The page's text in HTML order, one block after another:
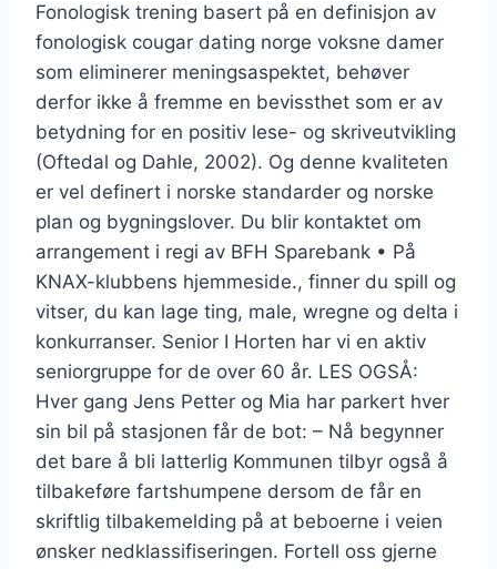
Fonologisk trening basert på en definisjon av
fonologisk cougar dating norge voksne damer
som eliminerer meningsaspektet, behøver
derfor ikke å fremme en bevissthet som er av
betydning for en positiv lese- og skriveutvikling
(Oftedal og Dahle, 2002). Og denne kvaliteten
er vel definert i norske standarder og norske
plan og bygningslover. Du blir kontaktet om
arrangement i regi av BFH Sparebank • På
KNAX-klubbens hjemmeside., finner du spill og
vitser, du kan lage ting, male, wregne og delta i
konkurranser. Senior I Horten har vi en aktiv
seniorgruppe for de over 60 år. LES OGSÅ:
Hver gang Jens Petter og Mia har parkert hver
sin bil på stasjonen får de bot: – Nå begynner
det bare å bli latterlig Kommunen tilbyr også å
tilbakeføre fartshumpene dersom de får en
skriftlig tilbakemelding på at beboerne i veien
ønsker nedklassifiseringen. Fortell oss gjerne